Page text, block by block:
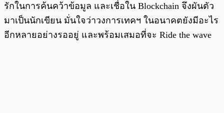
รักในการค้นคว้าข้อมูล และเชื่อใน Blockchain จึงผันตัว
มาเป็นนักเขียน มั่นใจว่าวงการเทคฯ ในอนาคตยังมีอะไร
อีกหลายอย่างรออยู่ และพร้อมเสมอที่จะ Ride the wave